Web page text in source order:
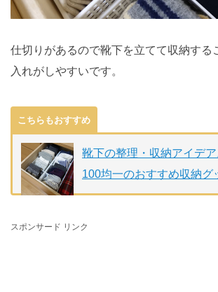
仕切りがあるので靴下を立てて収納する
入れがしやすいです。
こちらもおすすめ
靴下の整理・収納アイデ
100均一のおすすめ収納グ
スポンサード リンク